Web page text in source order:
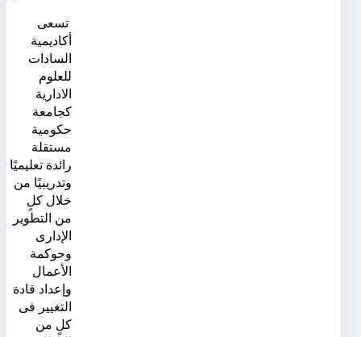
تسعى
أكاديمية
السادات
للعلوم
الادارية
كجامعة
حكومية
مستقلة
رائدة تعليميًا
وتدريبيًا من
خلال كلٍ
من التطوير
الإدارى
وحوكمة
الأعمال
وإعداد قادة
التغيير فى
كلٍ من